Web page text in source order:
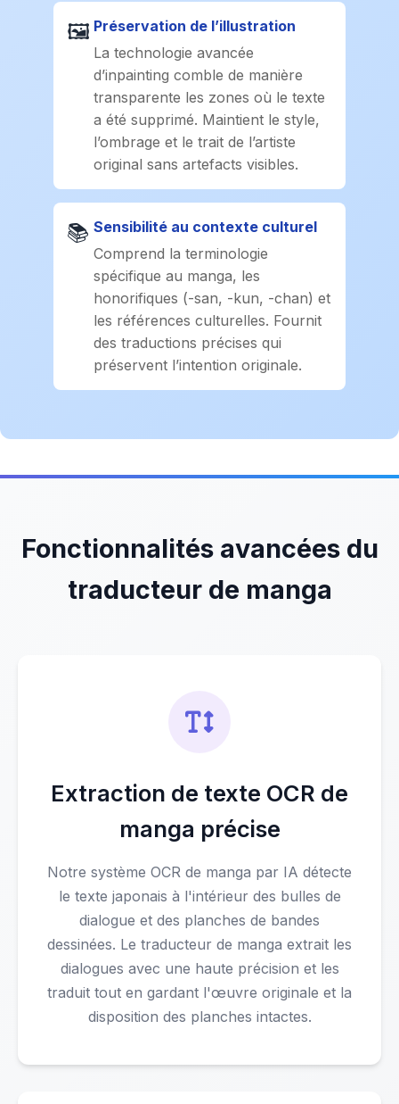
🖼️ Préservation de l’illustration
La technologie avancée
d’inpainting comble de manière
transparente les zones où le texte
a été supprimé. Maintient le style,
l’ombrage et le trait de l’artiste
original sans artefacts visibles.
📚 Sensibilité au contexte culturel
Comprend la terminologie
spécifique au manga, les
honorifiques (-san, -kun, -chan) et
les références culturelles. Fournit
des traductions précises qui
préservent l’intention originale.
Fonctionnalités avancées du
traducteur de manga
Extraction de texte OCR de
manga précise
Notre système OCR de manga par IA détecte
le texte japonais à l'intérieur des bulles de
dialogue et des planches de bandes
dessinées. Le traducteur de manga extrait les
dialogues avec une haute précision et les
traduit tout en gardant l'œuvre originale et la
disposition des planches intactes.